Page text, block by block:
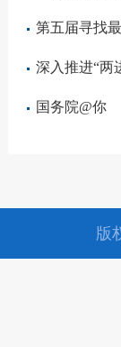
第五届寻找
深入推进“两
国务院@你
版